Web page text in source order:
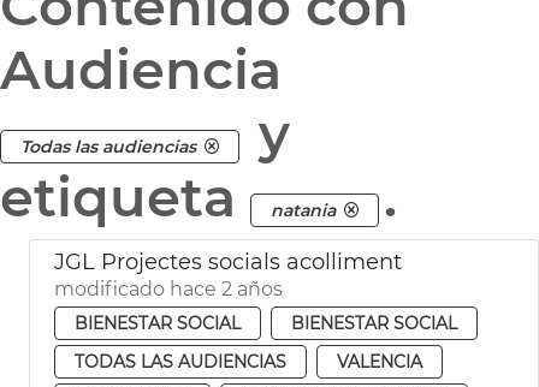
Audiencia
Todas las audiencias
y
etiqueta
natania .
JGL Projectes socials acolliment
modificado hace 2 años
BIENESTAR SOCIAL
BIENESTAR SOCIAL
TODAS LAS AUDIENCIAS
VALENCIA